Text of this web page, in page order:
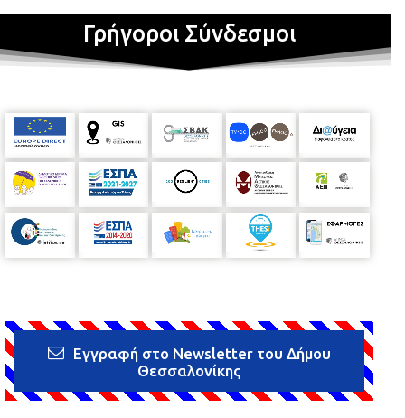
Γρήγοροι Σύνδεσμοι
Εγγραφή στο Newsletter του Δήμου
Θεσσαλονίκης